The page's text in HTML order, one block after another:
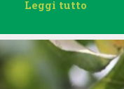
Leggi tutto